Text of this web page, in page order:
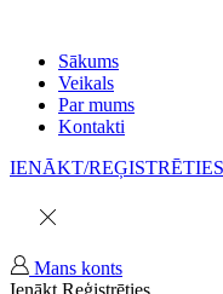
Sākums
Veikals
Par mums
Kontakti
IENĀKT/REĢISTRĒTIES
Mans konts
Ienākt Reģistrēties